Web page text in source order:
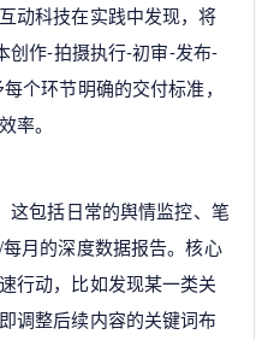
动科技在实践中发现，将
创作-拍摄执行-初审-发布-
个环节明确的交付标准，
率。
这包括日常的舆情监控、笔
月的深度数据报告。核心
行动，比如发现某一类关
调整后续内容的关键词布